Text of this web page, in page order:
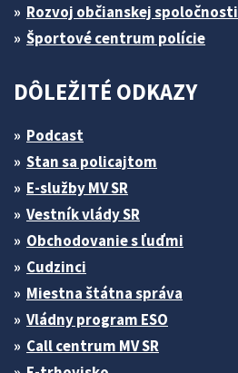
Rozvoj občianskej spoločnosti
Športové centrum polície
DÔLEŽITÉ ODKAZY
Podcast
Stan sa policajtom
E-služby MV SR
Vestník vlády SR
Obchodovanie s ľuďmi
Cudzinci
Miestna štátna správa
Vládny program ESO
Call centrum MV SR